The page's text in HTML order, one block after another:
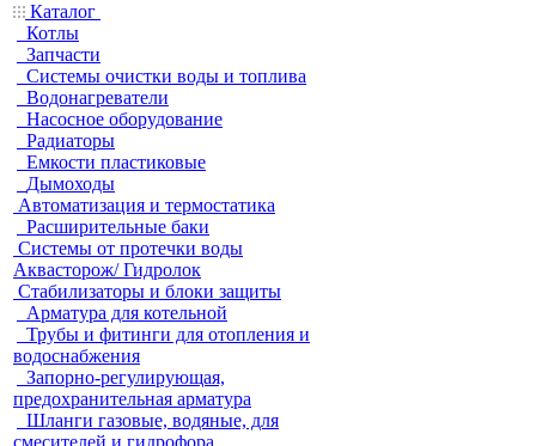
Каталог
Котлы
Запчасти
Системы очистки воды и топлива
Водонагреватели
Насосное оборудование
Радиаторы
Емкости пластиковые
Дымоходы
Автоматизация и термостатика
Расширительные баки
Системы от протечки воды
Аквасторож/ Гидролок
Стабилизаторы и блоки защиты
Арматура для котельной
Трубы и фитинги для отопления и
водоснабжения
Запорно-регулирующая,
предохранительная арматура
Шланги газовые, водяные, для
смесителей и гидрофора